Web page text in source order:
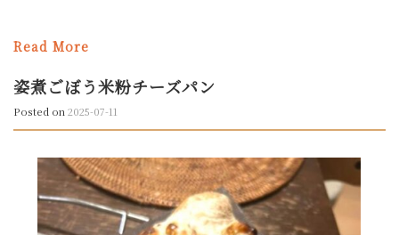
Read More
姿煮ごぼう米粉チーズパン
Posted on2025-07-11